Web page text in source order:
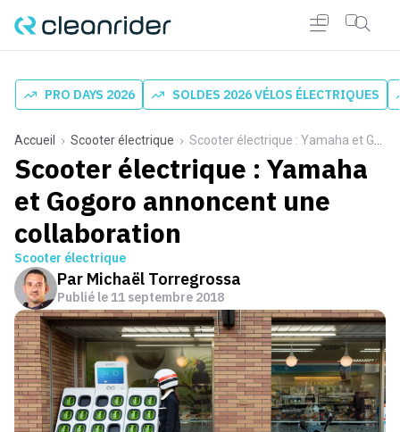
PRO DAYS 2026 SOLDES 2026 VÉLOS ÉLECTRIQUES
Accueil Scooter électrique Scooter électrique : Yamaha et Gogoro annoncent une collaboration
Scooter électrique : Yamaha
et Gogoro annoncent une
collaboration
Scooter électrique
Par Michaël Torregrossa
Publié le11 septembre 2018